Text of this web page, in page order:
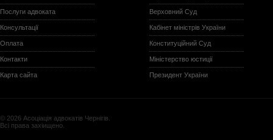
Послуги адвоката
Консультації
Оплата
Контакти
Карта сайта
Верховний Суд
Кабінет міністрів України
Конституційний Суд
Міністерство юстиції
Президент України
© 2026 Асоціація адвокатів Чернігів.
Всі права захіищено.